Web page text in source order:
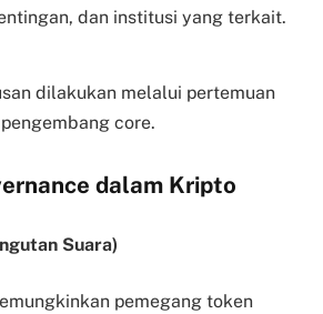
dan institusi yang terkait.
dilakukan melalui pertemuan
core.
dalam Kripto
Suara)
pemegang token